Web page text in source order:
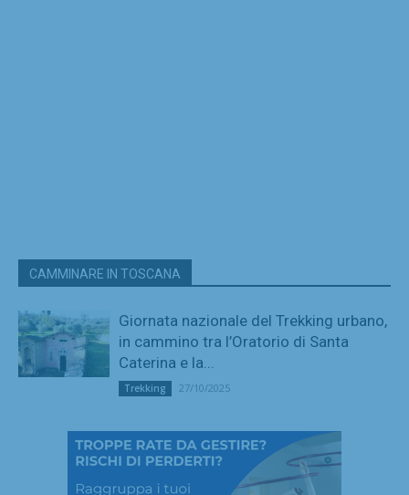
CAMMINARE IN TOSCANA
Giornata nazionale del Trekking urbano,
in cammino tra l’Oratorio di Santa
Caterina e la...
Trekking 27/10/2025